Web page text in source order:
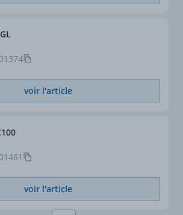
voir l'article
voir l'article